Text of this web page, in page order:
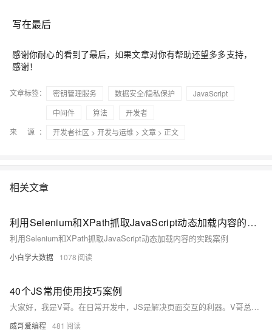
写在最后
感谢你耐心的看到了最后，如果文章对你有帮助还望多多支持，
感谢！
文章标签： 密钥管理服务 数据安全/隐私保护
JavaScript
中间件
算法
开发者
来 源：
开发者社区 > 开发与运维 > 文章 > 正文
相关文章
利用Selenium和XPath抓取JavaScript动态加载内容的实践案例
利用Selenium和XPath抓取JavaScript动态加载内容的实践案例
小白学大数据 1078
40个JS常用使用技巧案例
大家好，我是V哥。在日常开发中，JS是解决页面交互的利器。V哥总结了40个实用的JS小技巧，涵盖数组操作、对象处理、函数使用等，并附带案例代码和解释。从数组去重到异步函数，这些技巧能显著提升开发效率。先赞再看后评论，腰缠万贯财进门。关注威哥爱编程，全栈开发就你行！
威哥爱编程 481